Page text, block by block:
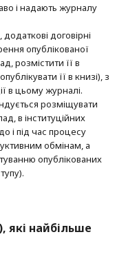
і надають журналу
договірні
опублікованої
розмістити її в
її в книзі), з
в цьому журналі.
розміщувати
в інституційних
і під час процесу
обмінам, а
опубліко­ва­них
які найбільше